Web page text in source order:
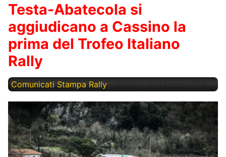
Testa-Abatecola si
aggiudicano a Cassino la
prima del Trofeo Italiano
Rally
Comunicati Stampa Rally Sabato, 23 Marzo 2024